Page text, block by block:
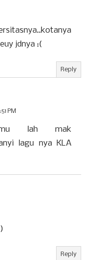
jdnya :(
Reply
PM
lah mak
lagu nya KLA
Reply